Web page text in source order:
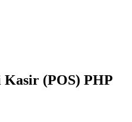
Kasir (POS) PHP